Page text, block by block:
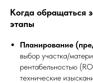
Когда обращаться
этапы
Планирование
выбор участка/
рентабельностью
технические